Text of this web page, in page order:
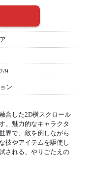
9
ン
合した2D横スクロール
。魅力的なキャラクタ
界で、敵を倒しながら
技やアイテムを駆使し
される、やりごたえの